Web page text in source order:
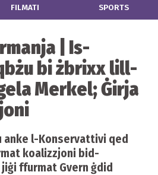
FILMATI SPORTS
| Is-
bi żbrixx lill-
Merkel; Ġirja
anke l-Konservattivi qed
koalizzjoni bid-
ffurmat Gvern ġdid